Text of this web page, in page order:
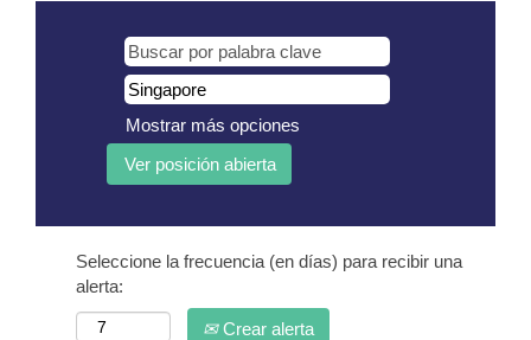
Mostrar más opciones
Seleccione la frecuencia (en días) para recibir una
alerta:
Crear alerta